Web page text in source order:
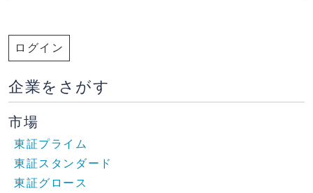
ログイン
企業をさがす
市場
東証プライム
東証スタンダード
東証グロース